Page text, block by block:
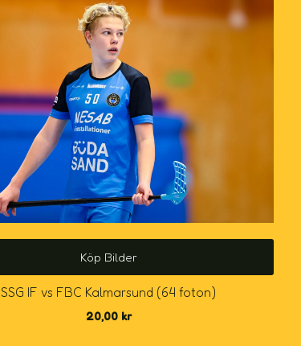
Köp Bilder
SSG IF vs FBC Kalmarsund (64 foton)
20,00 kr